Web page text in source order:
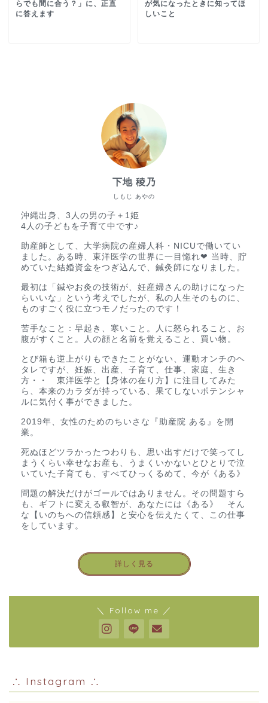
らでも間に合う？」に、正直
に答えます
が気になったときに知ってほ
しいこと
しもじ あやの
下地 稜乃
沖縄出身、3人の男の子＋1姫
4人の子どもを子育て中です♪
助産師として、大学病院の産婦人科・NICUで働いてい
ました。ある時、東洋医学の世界に一目惚れ❤︎ 当時、貯
めていた結婚資金をつぎ込んで、鍼灸師になりました。
最初は「鍼やお灸の技術が、妊産婦さんの助けになった
らいいな」という考えでしたが、私の人生そのものに、
ものすごく役に立つモノだったのです！
苦手なこと：早起き、寒いこと。人に怒られること、お
腹がすくこと。人の顔と名前を覚えること、買い物。
とび箱も逆上がりもできたことがない、運動オンチのヘ
タレですが、妊娠、出産、子育て、仕事、家庭、生き
方・・ 東洋医学と【身体の在り方】に注目してみた
ら、本来のカラダが持っている、果てしないポテンシャ
ルに気付く事ができました。
2019年、女性のためのちいさな『助産院 ある』を開
業。
死ぬほどツラかったつわりも、思い出すだけで笑ってし
まうくらい幸せなお産も、うまくいかないとひとりで泣
いていた子育ても、すべてひっくるめて、今が《ある》
問題の解決だけがゴールではありません。その問題すら
も、ギフトに変える叡智が、あなたには《ある》 そん
な【いのちへの信頼感】と安心を伝えたくて、この仕事
をしています。
詳しく見る
＼ Follow me ／
∴ Instagram ∴